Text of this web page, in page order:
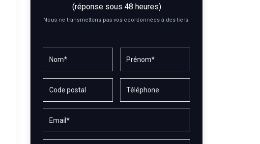
(réponse sous 48 heures)
Nous ne transmettons pas vos coordonnées à des tiers.